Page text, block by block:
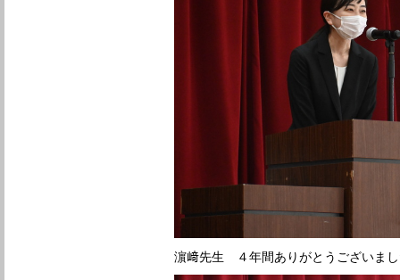
濵﨑先生 ４年間ありがとうございま